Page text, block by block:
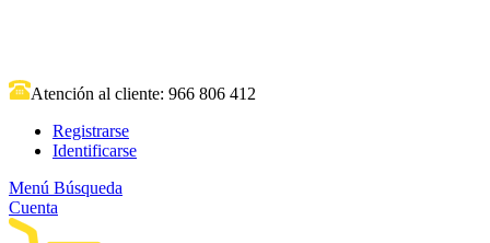
Atención al cliente: 966 806 412
Registrarse
Identificarse
Menú Búsqueda
Cuenta